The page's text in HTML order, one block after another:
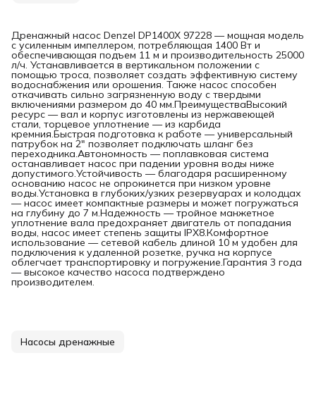
Дренажный насос Denzel DP1400X 97228 — мощная модель
с усиленным импеллером, потребляющая 1400 Вт и
обеспечивающая подъем 11 м и производительность 25000
л/ч. Устанавливается в вертикальном положении с
помощью троса, позволяет создать эффективную систему
водоснабжения или орошения. Также насос способен
откачивать сильно загрязненную воду с твердыми
включениями размером до 40 мм.ПреимуществаВысокий
ресурс — вал и корпус изготовлены из нержавеющей
стали, торцевое уплотнение — из карбида
кремния.Быстрая подготовка к работе — универсальный
патрубок на 2" позволяет подключать шланг без
переходника.Автономность — поплавковая система
останавливает насос при падении уровня воды ниже
допустимого.Устойчивость — благодаря расширенному
основанию насос не опрокинется при низком уровне
воды.Установка в глубоких/узких резервуарах и колодцах
— насос имеет компактные размеры и может погружаться
на глубину до 7 м.Надежность — тройное манжетное
уплотнение вала предохраняет двигатель от попадания
воды, насос имеет степень защиты IPX8.Комфортное
использование — сетевой кабель длиной 10 м удобен для
подключения к удаленной розетке, ручка на корпусе
облегчает транспортировку и погружение.Гарантия 3 года
— высокое качество насоса подтверждено
производителем.
Насосы дренажные